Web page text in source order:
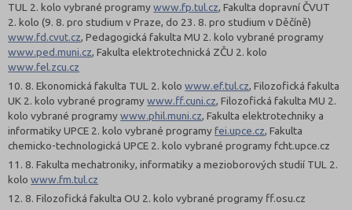
TUL 2. kolo vybrané programywww.fp.tul.cz, Fakulta dopravní ČVUT
2. kolo (9. 8. pro studium v Praze, do 23. 8. pro studium v Děčíně)
www.fd.cvut.cz,Pedagogická fakulta MU 2. kolo vybrané programy
www.ped.muni.cz,Fakulta elektrotechnická ZČU 2. kolo
www.fel.zcu.cz
10. 8. Ekonomická fakulta TUL 2. kolowww.ef.tul.cz,Filozofická fakulta
UK 2. kolo vybrané programywww.ff.cuni.cz,Filozofická fakulta MU 2.
kolo vybrané programywww.phil.muni.cz, Fakulta elektrotechniky a
informatiky UPCE 2. kolo vybrané programyfei.upce.cz, Fakulta
chemicko-technologická UPCE 2. kolo vybrané programy fcht.upce.cz
11. 8. Fakulta mechatroniky, informatiky a mezioborových studií TUL 2.
kolowww.fm.tul.cz
12. 8. Filozofická fakulta OU 2. kolo vybrané programy ff.osu.cz